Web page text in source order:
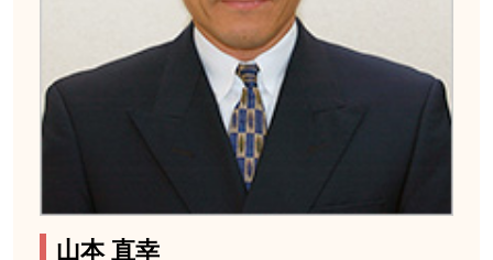
山本 直幸